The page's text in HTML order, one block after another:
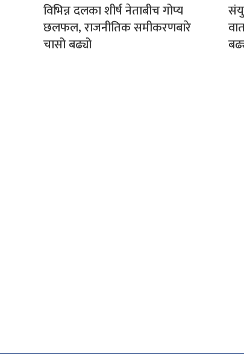
विभिन्न दलका शीर्ष नेताबीच गोप्य
छलफल, राजनीतिक समीकरणबारे
चासो बढ्यो